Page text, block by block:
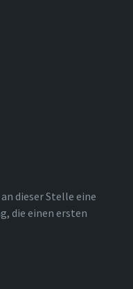
dieser Stelle eine
die einen ersten